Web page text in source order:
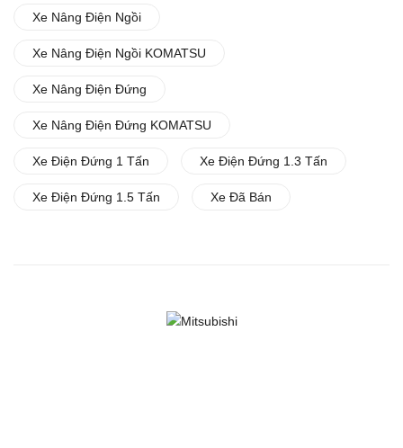
Xe Nâng Điện Ngồi
Xe Nâng Điện Ngồi KOMATSU
Xe Nâng Điện Đứng
Xe Nâng Điện Đứng KOMATSU
Xe Điện Đứng 1 Tấn Xe Điện Đứng 1.3 Tấn
Xe Điện Đứng 1.5 Tấn Xe Đã Bán